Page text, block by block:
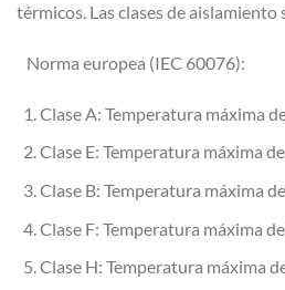
térmicos. Las clases de aislamiento
Norma europea (IEC 60076):
Clase A: Temperatura máxima
Clase E: Temperatura máxima
Clase B: Temperatura máxima
Clase F: Temperatura máxima
Clase H: Temperatura máxima